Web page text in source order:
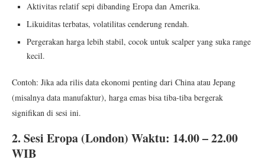
Aktivitas relatif sepi dibanding Eropa dan Amerika.
Likuiditas terbatas, volatilitas cenderung rendah.
Pergerakan harga lebih stabil, cocok untuk scalper yang suka range
kecil.
Contoh: Jika ada rilis data ekonomi penting dari China atau Jepang
(misalnya data manufaktur), harga emas bisa tiba-tiba bergerak
signifikan di sesi ini.
2. Sesi Eropa (London) Waktu: 14.00 – 22.00
WIB